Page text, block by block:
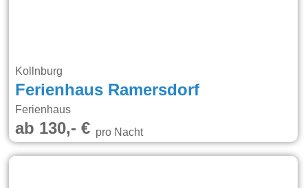
Kollnburg
Ferienhaus Ramersdorf
Ferienhaus
ab 130,- €pro Nacht